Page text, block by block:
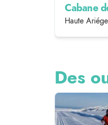
Cabane
Haute Ariége
Des